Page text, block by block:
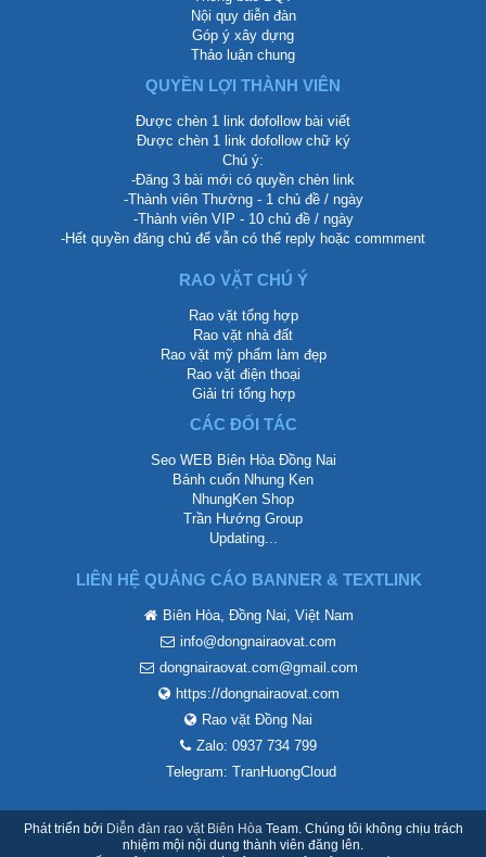
Nội quy diễn đàn
Góp ý xây dựng
Thảo luận chung
QUYỀN LỢI THÀNH VIÊN
Được chèn 1 link dofollow bài viết
Được chèn 1 link dofollow chữ ký
Chú ý:
-Đăng 3 bài mới có quyền chèn link
-Thành viên Thường - 1 chủ đề / ngày
-Thành viên VIP - 10 chủ đề / ngày
-Hết quyền đăng chủ để vẫn có thể reply hoặc commment
RAO VẶT CHÚ Ý
Rao vặt tổng hợp
Rao vặt nhà đất
Rao vặt mỹ phẩm làm đẹp
Rao vặt điện thoại
Giải trí tổng hợp
CÁC ĐỐI TÁC
Seo WEB Biên Hòa Đồng Nai
Bánh cuốn Nhung Ken
NhungKen Shop
Trần Hướng Group
Updating...
LIÊN HỆ QUẢNG CÁO BANNER & TEXTLINK
Biên Hòa, Đồng Nai, Việt Nam
info@dongnairaovat.com
dongnairaovat.com@gmail.com
https://dongnairaovat.com
Rao vặt Đồng Nai
Zalo: 0937 734 799
Telegram: TranHuongCloud
Phát triển bởi Diễn đàn rao vặt Biên HòaTeam. Chúng tôi không chịu trách
nhiệm mội nội dung thành viên đăng lên.